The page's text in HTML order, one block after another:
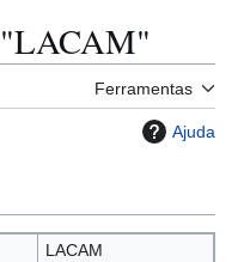
"LACAM"
Ferramentas
Ajuda
LACAM